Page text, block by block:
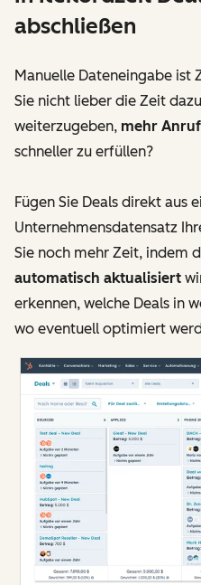
abschließen
Manuelle Dateneingabe ist
Sie nicht lieber die Zeit
weiterzugeben, mehr
schneller zu erfüllen?
Fügen Sie Deals direkt aus
Unternehmensdatensatz
Sie noch mehr Zeit, indem
automatisch aktualisiert
erkennen, welche Deals in
wo eventuell optimiert